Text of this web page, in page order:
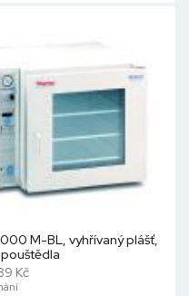
M-BL, vyhřívaný plášť,
Kč